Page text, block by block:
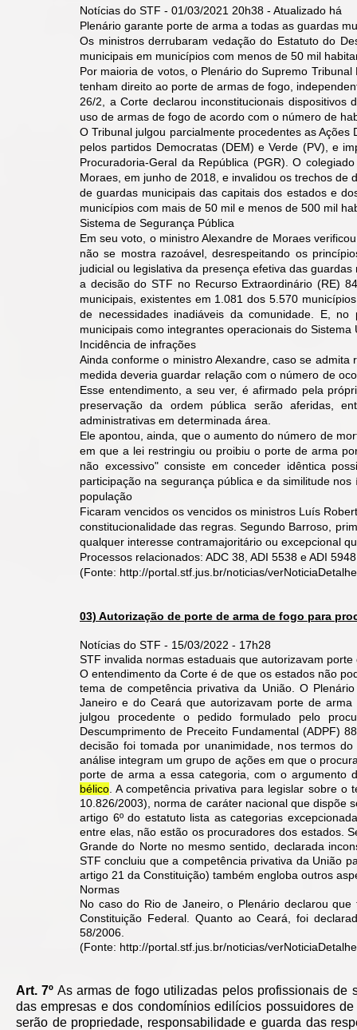
Notícias do STF - 01/03/2021 20h38 - Atualizado há
Plenário garante porte de arma a todas as guardas
Os ministros derrubaram vedação do Estatuto do
municipais em municípios com menos de 50 mil
Por maioria de votos, o Plenário do Supremo
tenham direito ao porte de armas de fogo,
26/2, a Corte declarou inconstitucionais
uso de armas de fogo de acordo com o número de
O Tribunal julgou parcialmente procedentes as
pelos partidos Democratas (DEM) e Verde (PV), e
Procuradoria-Geral da República (PGR). O
Moraes, em junho de 2018, e invalidou os trechos
de guardas municipais das capitais dos estados e
municípios com mais de 50 mil e menos de 500 mil
Sistema de Segurança Pública
Em seu voto, o ministro Alexandre de Moraes
não se mostra razoável, desrespeitando os
judicial ou legislativa da presença efetiva das
a decisão do STF no Recurso Extraordinário (RE)
municipais, existentes em 1.081 dos 5.570
de necessidades inadiáveis da comunidade. E,
municipais como integrantes operacionais do Sistema
Incidência de infrações
Ainda conforme o ministro Alexandre, caso se
medida deveria guardar relação com o número de
Esse entendimento, a seu ver, é afirmado pela
preservação da ordem pública serão aferidas,
administrativas em determinada área.
Ele apontou, ainda, que o aumento do número de
em que a lei restringiu ou proibiu o porte de arma
não excessivo" consiste em conceder idêntica
participação na segurança pública e da similitude
população
Ficaram vencidos os vencidos os ministros Luís
constitucionalidade das regras. Segundo Barroso,
qualquer interesse contramajoritário ou excepcional
Processos relacionados: ADC 38, ADI 5538 e ADI
(Fonte: http://portal.stf.jus.br/noticias/
03) Autorização de porte de arma de fogo para
Notícias do STF - 15/03/2022 - 17h28
STF invalida normas estaduais que autorizavam
O entendimento da Corte é de que os estados não
tema de competência privativa da União. ​​O
Janeiro e do Ceará que autorizavam porte de
julgou procedente o pedido formulado pelo
Descumprimento de Preceito Fundamental (ADPF)
decisão foi tomada por unanimidade, nos termos
análise integram um grupo de ações em que o
porte de arma a essa categoria, com o argumento
bélico . A competência privativa para legislar sobre
10.826/2003), norma de caráter nacional que
artigo 6º do estatuto lista as categorias
entre elas, não estão os procuradores dos estados.
Grande do Norte no mesmo sentido, declarada
STF concluiu que a competência privativa da União
artigo 21 da Constituição) também engloba outros
Normas
No caso do Rio de Janeiro, o Plenário declarou
Constituição Federal. Quanto ao Ceará, foi
58/2006.
(Fonte: http://portal.stf.jus.br/noticias/
Art. 7º As armas de fogo utilizadas pelos profissionais de
das empresas e dos condomínios edilícios possuidores
serão de propriedade, responsabilidade e guarda das